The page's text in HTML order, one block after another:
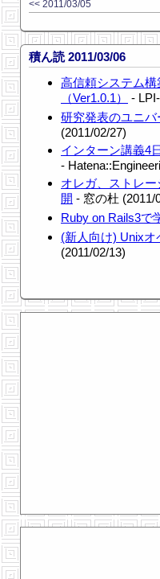
<< 2011/03/05
積ん読 2011/03/06
高信頼システム構
（Ver1.0.1）
-
研究発表のユニ
(2011/02/27)
インターン講義4
-
オレガ、ストレ
開 - 窓の杜 (2011/
Ruby on Rails3で
(新人向け) Unix
(2011/02/13)